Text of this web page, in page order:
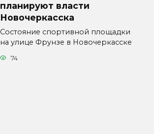
планируют власти
Новочеркасска
Состояние спортивной площадки
на улице Фрунзе в Новочеркасске
74